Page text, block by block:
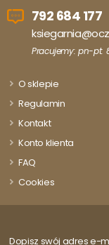
792 684 177
Pracujemy: pn-pt:
O sklepie
Regulamin
Kontakt
Konto klienta
FAQ
Cookies
Dopisz swój adres e-